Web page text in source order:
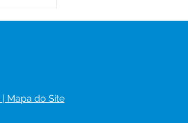
| Mapa do Site